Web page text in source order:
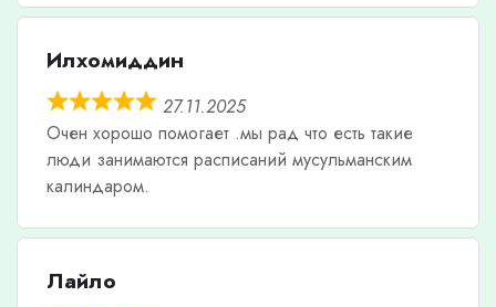
Илхомиддин
27.11.2025
Очен хорошо помогает .мы рад что есть такие
люди занимаются расписаний мусульманским
калиндаром.
Лайло